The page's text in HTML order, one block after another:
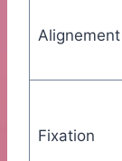
Alignement
Fixation